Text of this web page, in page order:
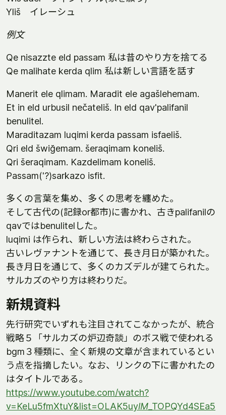
Yliš イレーシュ
例文
Qe nisazzte eld passam 私は昔のやり方を捨てる
Qe malihate kerda qlim 私は新しい言語を話す
Manerit ele qlimam. Maradit ele agašlehemam.
Et in eld urbusil nečateliš. In eld qav'palifanil
benulitel.
Maraditazam luqimi kerda passam isfaeliš.
Qri eld šwiğemam. šeraqimam koneliš.
Qri šeraqimam. Kazdelimam koneliš.
Passam('?)sarkazo isfit.
多くの言葉を集め、多くの思考を纏めた。
そして古代の(記録or都市)に書かれ、古きpalifanilの
qavではbenulitelした。
luqimi は作られ、新しい方法は終わらされた。
古いレヴァナントを通じて、長き月日が築かれた。
長き月日を通じて、多くのカズデルが建てられた。
サルカズのやり方は終わりだ。
新規資料
先行研究でいずれも注目されてこなかったが、統合
戦略５「サルカズの炉辺奇談」のボス戦で使われる
bgm３種類に、全く新規の文章が含まれているとい
う点を指摘したい。なお、リンクの下に書かれたの
はタイトルである。
https://www.youtube.com/watch?
v=KeLu5fmXtuY&list=OLAK5uylM _TOPQYd4SEa5